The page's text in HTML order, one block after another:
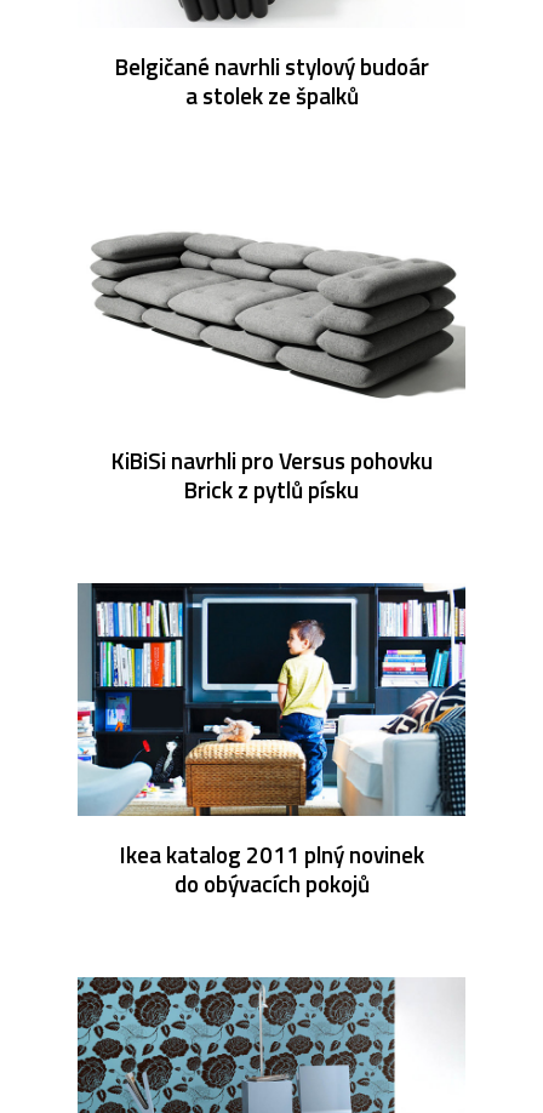
Belgičané navrhli stylový budoár
a stolek ze špalků
KiBiSi navrhli pro Versus pohovku
Brick z pytlů písku
Ikea katalog 2011 plný novinek
do obývacích pokojů